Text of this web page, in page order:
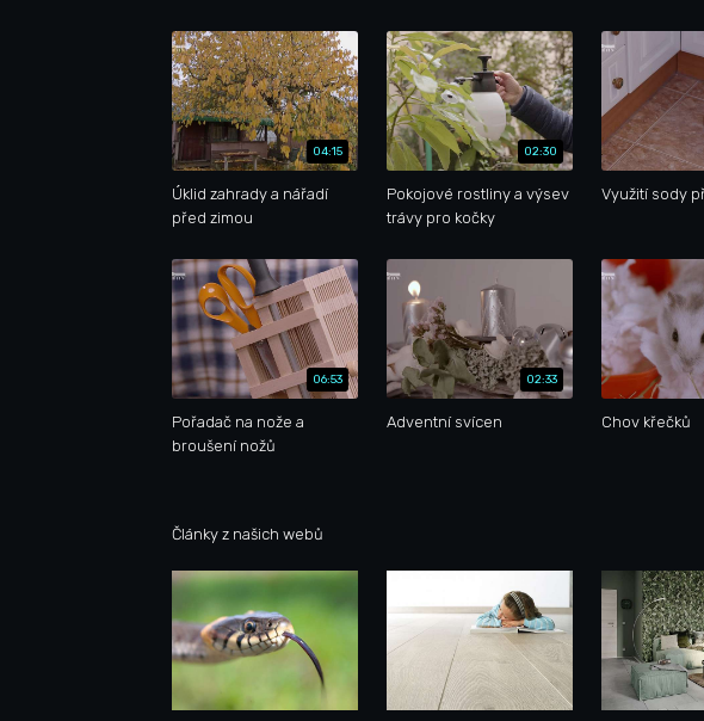
04:15
Úklid zahrady a nářadí
před zimou
02:30
Pokojové rostliny a výsev
trávy pro kočky
Využití sody
06:53
Pořadač na nože a
broušení nožů
02:33
Adventní svícen Chov křečků
Články z našich webů